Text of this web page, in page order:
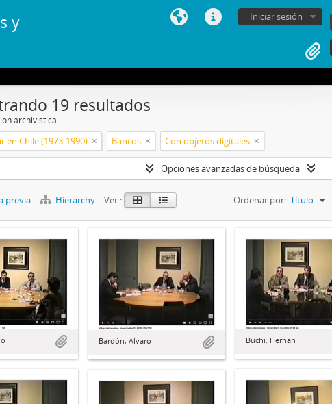
y
Iniciar sesión
19 resultados
archivística
en Chile (1973-1990) Bancos Con objetos digitales
Opciones avanzadas de búsqueda
previa Hierarchy Ver : Ordenar por: Título
Bardón, Alvaro Buchi, Hernán